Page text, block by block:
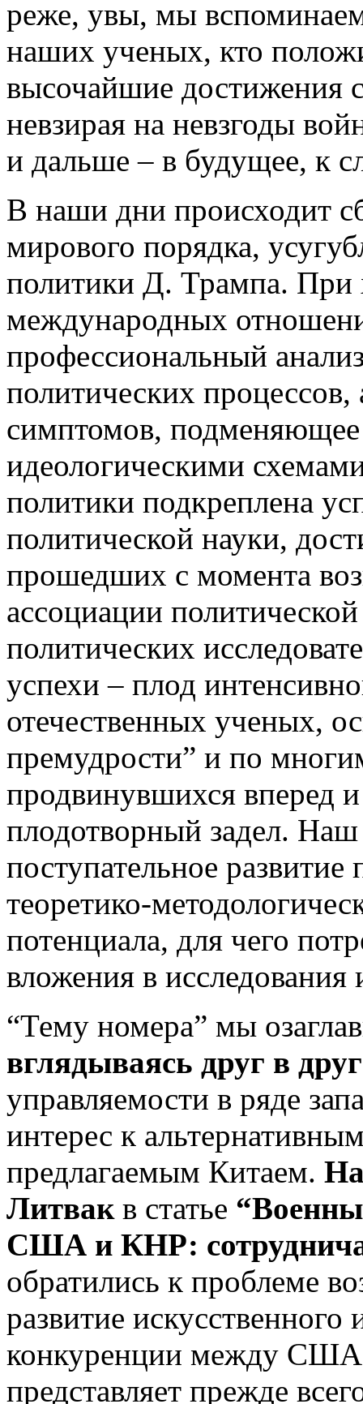
реже, увы, мы
наших ученых, кто
высочайшие достижения
невзирая на невзгоды
и дальше – в будущее, к
В наши дни происходит
мирового порядка,
политики Д. Трампа. При
международных
профессиональный
политических
симптомов,
идеологическими
политики подкреплена
политической науки,
прошедших с момента
ассоциации
политических
успехи – плод
отечественных ученых,
премудрости” и по
продвинувшихся вперед
плодотворный задел.
поступательное
теоретико-
потенциала, для чего
вложения в
“Тему номера” мы
вглядываясь друг в
управляемости в ряде
интерес к
предлагаемым Китаем.
Литвакв статье
США и КНР:
обратились к проблеме
развитие искусственного
конкуренции между США
представляет прежде